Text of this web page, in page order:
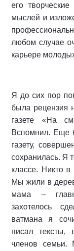
его
мыслей и
любом случае
карьере
Я до сих пор
была рецензия
газете «На
Вспомнил. Еще
газету,
сохранилась. Я
классе. Никто в
Мы жили в
мама –
захотелось
ватмана я
писал тексты,
членов семьи.